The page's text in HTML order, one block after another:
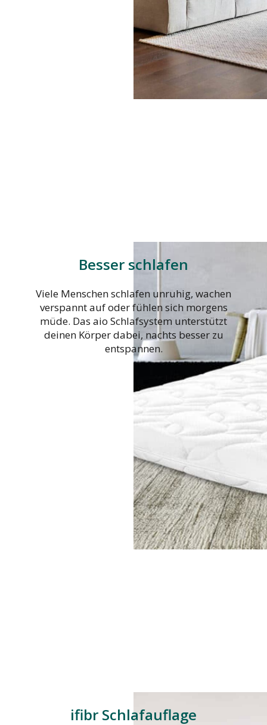
Besser schlafen
Viele Menschen schlafen unruhig, wachen
verspannt auf oder fühlen sich morgens
müde. Das aio Schlafsystem unterstützt
deinen Körper dabei, nachts besser zu
entspannen.
ifibr Schlafauflage